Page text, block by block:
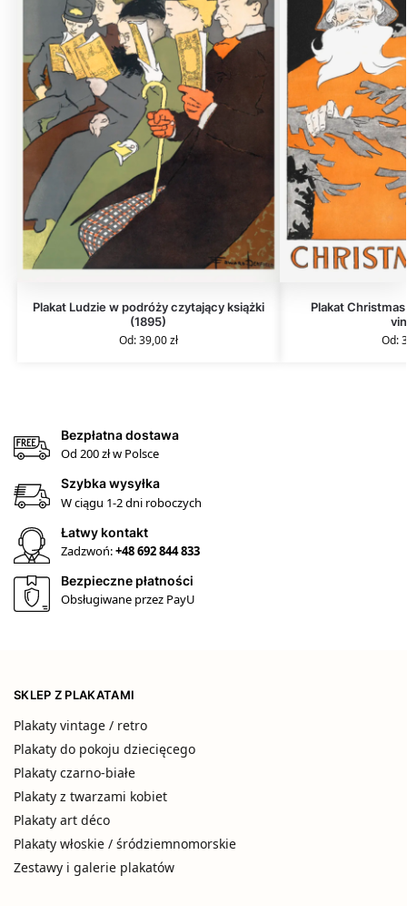
Plakat Ludzie w podróży czytający książki
(1895)
Od:39,00zł
Plakat
Od:
Bezpłatna dostawa
Od 200 zł w Polsce
Szybka wysyłka
W ciągu 1-2 dni roboczych
Łatwy kontakt
Zadzwoń:+48 692 844 833
Bezpieczne płatności
Obsługiwane przez PayU
SKLEP Z PLAKATAMI
Plakaty vintage / retro
Plakaty do pokoju dziecięcego
Plakaty czarno-białe
Plakaty z twarzami kobiet
Plakaty art déco
Plakaty włoskie / śródziemnomorskie
Zestawy i galerie plakatów